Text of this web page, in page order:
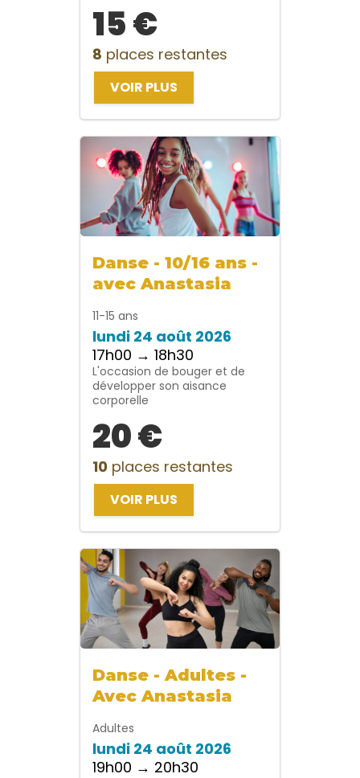
15 €
8 places restantes
VOIR PLUS
Danse - 10/16 ans -
avec Anastasia
11-15 ans
lundi 24 août 2026
17h00 → 18h30
L'occasion de bouger et de
développer son aisance
corporelle
20 €
10 places restantes
VOIR PLUS
Danse - Adultes -
Avec Anastasia
Adultes
lundi 24 août 2026
19h00 → 20h30